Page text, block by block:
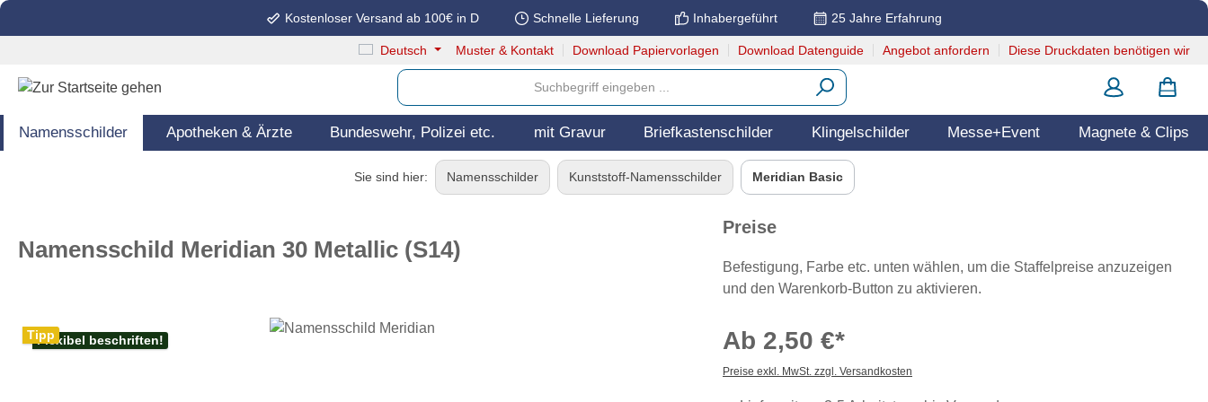
Zur Hauptnavigation springen Kostenloser Versand ab 100€ in D Schnelle Lieferung Inhabergeführt 25 Jahre Erfahrung
Deutsch Muster & Kontakt Download Papiervorlagen Download Datenguide Angebot anfordern Diese Druckdaten benötigen wir
Namensschilder Apotheken & Ärzte Bundeswehr, Polizei etc. mit Gravur Briefkastenschilder Klingelschilder Messe+Event Magnete & Clips
Sie sind hier: Namensschilder Kunststoff-Namensschilder Meridian Basic
Namensschild Meridian 30 Metallic (S14)
Preise
Befestigung, Farbe etc. unten wählen, um die Staffelpreise anzuzeigen
und den Warenkorb-Button zu aktivieren.
Bildergalerie überspringen
Flexibel beschriften!
Tipp Ab 2,50 €*
Preise exkl. MwSt. zzgl. Versandkosten